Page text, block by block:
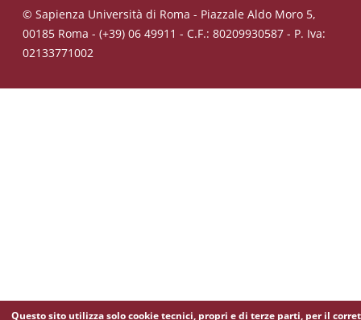
© Sapienza Università di Roma - Piazzale Aldo Moro 5,
00185 Roma - (+39) 06 49911 - C.F.: 80209930587 - P. Iva:
02133771002
Questo sito utilizza solo cookie tecnici, propri e di terze parti, per il